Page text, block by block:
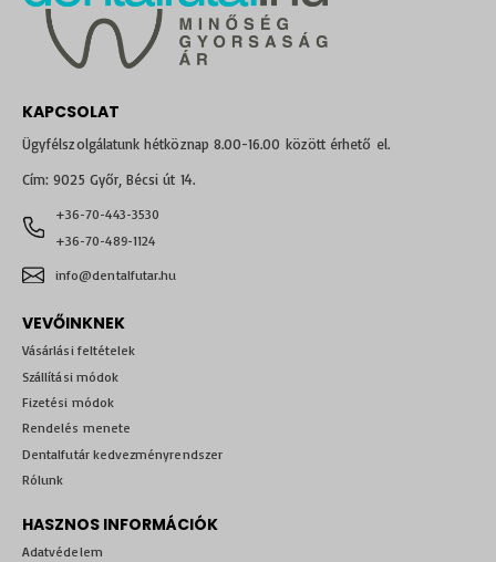
KAPCSOLAT
Ügyfélszolgálatunk hétköznap 8.00-16.00 között érhető el.
Cím: 9025 Győr, Bécsi út 14.
+36-70-443-3530
+36-70-489-1124
info@dentalfutar.hu
VEVŐINKNEK
Vásárlási feltételek
Szállítási módok
Fizetési módok
Rendelés menete
Dentalfutár kedvezményrendszer
Rólunk
HASZNOS INFORMÁCIÓK
Adatvédelem